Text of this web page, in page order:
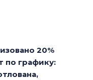
20%
по графику: